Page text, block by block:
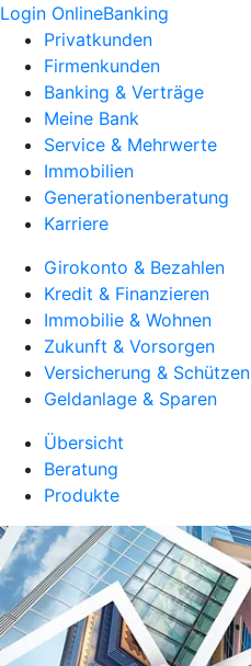
Login OnlineBanking
Privatkunden
Firmenkunden
Banking & Verträge
Meine Bank
Service & Mehrwerte
Immobilien
Generationenberatung
Karriere
Girokonto & Bezahlen
Kredit & Finanzieren
Immobilie & Wohnen
Zukunft & Vorsorgen
Versicherung & Schützen
Geldanlage & Sparen
Übersicht
Beratung
Produkte